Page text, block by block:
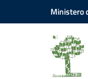
Vai ai contenuti
Vai al menu diMinistero